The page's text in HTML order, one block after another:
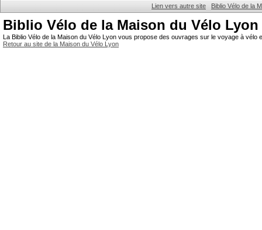
Lien vers autre site Biblio Vélo de la
Biblio Vélo de la Maison du Vélo Lyon
La Biblio Vélo de la Maison du Vélo Lyon vous propose des ouvrages sur le voyage à
Retour au site de la Maison du Vélo Lyon